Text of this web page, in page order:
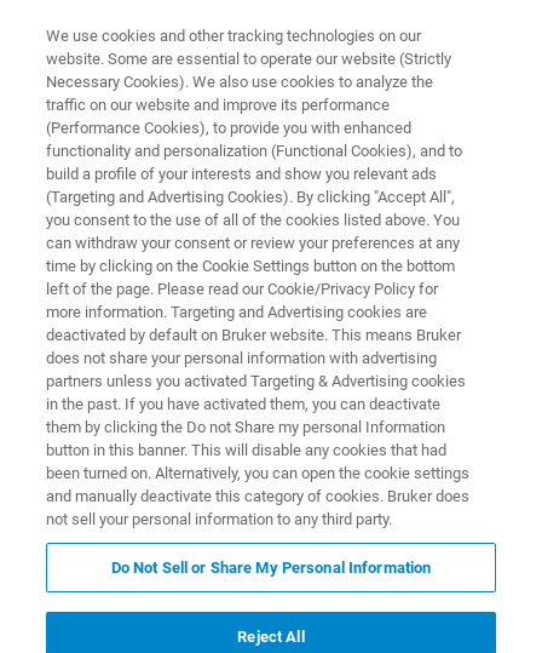
研究開発用 FT-IR および QCL 顕微鏡
HYPERION II
HYPERION II は、柔軟な拡張性を備える研究
開発用の多目的FT-IR顕微鏡であり、さらに
QCL 赤外レーザーによるイメージング機能を
1つの装置に組み込むことが可能です。
We use cookies and other tracking technologies on our
website. Some are essential to operate our website (Strictly
Necessary Cookies). We also use cookies to analyze the
traffic on our website and improve its performance
(Performance Cookies), to provide you with enhanced
functionality and personalization (Functional Cookies), and to
build a profile of your interests and show you relevant ads
(Targeting and Advertising Cookies). By clicking "Accept All",
you consent to the use of all of the cookies listed above. You
can withdraw your consent or review your preferences at any
time by clicking on the Cookie Settings button on the bottom
left of the page. Please read our Cookie/Privacy Policy for
more information. Targeting and Advertising cookies are
deactivated by default on Bruker website. This means Bruker
does not share your personal information with advertising
partners unless you activated Targeting & Advertising cookies
in the past. If you have activated them, you can deactivate
them by clicking the Do not Share my personal Information
button in this banner. This will disable any cookies that had
been turned on. Alternatively, you can open the cookie settings
and manually deactivate this category of cookies. Bruker does
not sell your personal information to any third party.
Do Not Sell or Share My Personal Information
Reject All